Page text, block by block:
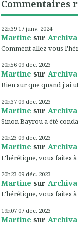
Commentaires
22h39 17 janv. 2024
Martine sur
Comment allez vous
20h56 09 déc. 2023
Martine sur
Bien sur que quand j'ai
20h37 09 déc. 2023
Martine sur
Sinon Bayrou a été
20h23 09 déc. 2023
Martine sur
L'hérétique, vous faites
20h23 09 déc. 2023
Martine sur
L'hérétique, vous faites
19h07 07 déc. 2023
Martine sur